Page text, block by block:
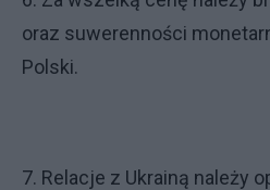
oraz suwerenności
Polski.
7. Relacje z Ukrainą należy